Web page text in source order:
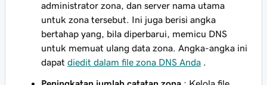
administrator zona, dan server nama utama
untuk zona tersebut. Ini juga berisi angka
bertahap yang, bila diperbarui, memicu DNS
untuk memuat ulang data zona. Angka-angka ini
dapat diedit dalam file zona DNS Anda